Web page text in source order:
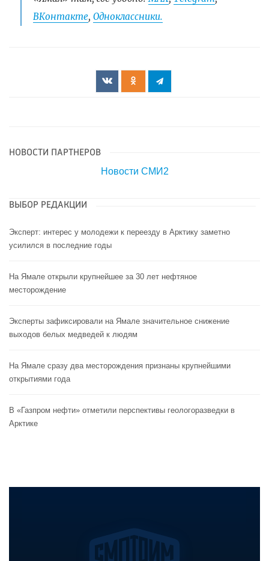
ВКонтакте, Одноклассники.
НОВОСТИ ПАРТНЕРОВ
Новости СМИ2
ВЫБОР РЕДАКЦИИ
Эксперт: интерес у молодежи к переезду в Арктику заметно
усилился в последние годы
На Ямале открыли крупнейшее за 30 лет нефтяное
месторождение
Эксперты зафиксировали на Ямале значительное снижение
выходов белых медведей к людям
На Ямале сразу два месторождения признаны крупнейшими
открытиями года
В «Газпром нефти» отметили перспективы геологоразведки в
Арктике